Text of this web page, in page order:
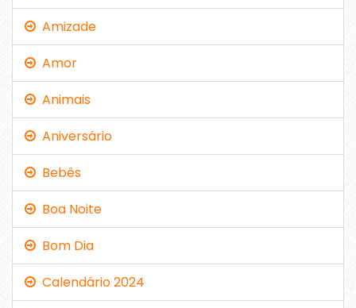
Amizade
Amor
Animais
Aniversário
Bebês
Boa Noite
Bom Dia
Calendário 2024